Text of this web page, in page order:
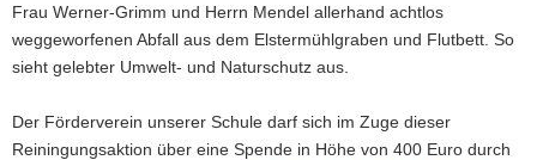
Frau Werner-Grimm und Herrn Mendel allerhand achtlos
weggeworfenen Abfall aus dem Elstermühlgraben und Flutbett. So
sieht gelebter Umwelt- und Naturschutz aus.
Der Förderverein unserer Schule darf sich im Zuge dieser
Reiningungsaktion über eine Spende in Höhe von 400 Euro durch